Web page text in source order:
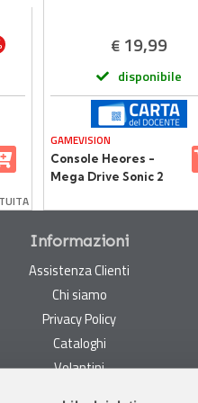
€ 19,99
disponibile
GAMEVISION
Console Heores -
Mega Drive Sonic 2
Informazioni
Assistenza Clienti
Chi siamo
Privacy Policy
Cataloghi
Volantini